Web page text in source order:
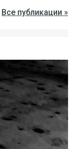
Все публикации »